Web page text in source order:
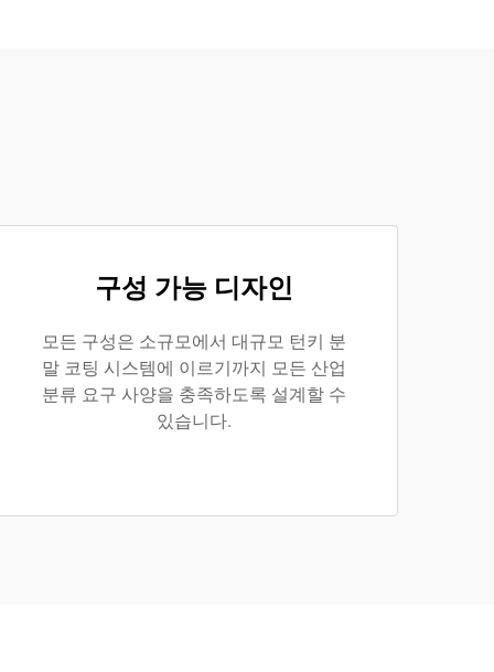
구성 가능 디자인
모든 구성은 소규모에서 대규모 턴키 분
말 코팅 시스템에 이르기까지 모든 산업
분류 요구 사양을 충족하도록 설계할 수
있습니다.